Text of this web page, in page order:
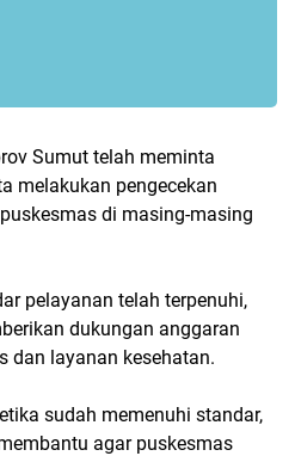
Sumut telah meminta
melakukan pengecekan
di masing-masing
pelayanan telah terpenuhi,
dukungan anggaran
dan layanan kesehatan.
sudah memenuhi standar,
agar puskesmas